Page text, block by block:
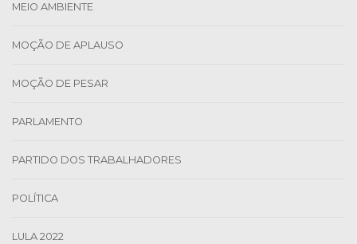
MEIO AMBIENTE
MOÇÃO DE APLAUSO
MOÇÃO DE PESAR
PARLAMENTO
PARTIDO DOS TRABALHADORES
POLÍTICA
LULA 2022